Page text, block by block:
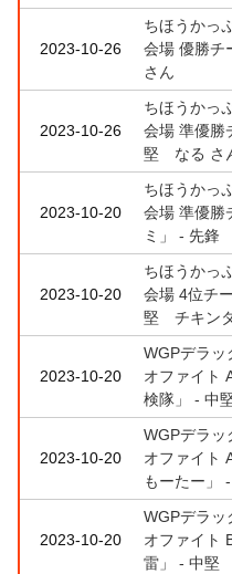
2023-10-26
ちほうかっ
会場 優勝
さん
2023-10-26
ちほうかっ
会場 準優
堅 なる さ
2023-10-20
ちほうかっ
会場 準優
ミ」 - 先鋒
2023-10-20
ちほうかっ
会場 4位チ
堅 チキン
2023-10-20
WGPデラッ
オファイト
検隊」 - 中
2023-10-20
WGPデラッ
オファイト
もーたー」
2023-10-20
WGPデラッ
オファイト
雷」 - 中堅